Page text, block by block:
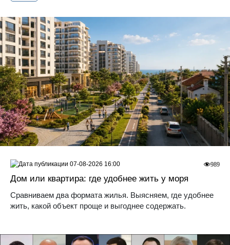
Дом или квартира: где удобнее жить у моря
Сравниваем два формата жилья. Выясняем, где удобнее
жить, какой объект проще и выгоднее содержать.
989
07-08-2026 16:00